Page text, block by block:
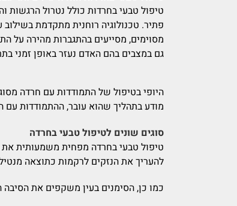
טיפול טבעי בחרדות כולל נטרול
פתיר. טכנולוגיה רוחנית מתקדמת
מסוימים, מסייעים בהתגברות מהירה על
גם במצבים בהם האדם נעזר באופן זמני
היופי בטיפול של התמודדות עם חרדה
מודע בתהליך שהוא עובר, ההתמודדות עם
סוגים שונים לטיפול טבעי בחרדה
טיפול טבעי בחרדה מפחית משמעותית את
להעריך את הנזקים לרקמות כתוצאה
כמו כן, הסימנים בעין משקפים את